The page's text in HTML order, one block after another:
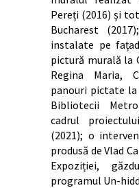
Pereți (2016) și
Bucharest
instalate pe
pictură murală la
Regina Maria,
panouri pictate la
Bibliotecii
cadrul
(2021); o
produsă de Vlad
Expoziției,
programul Un-